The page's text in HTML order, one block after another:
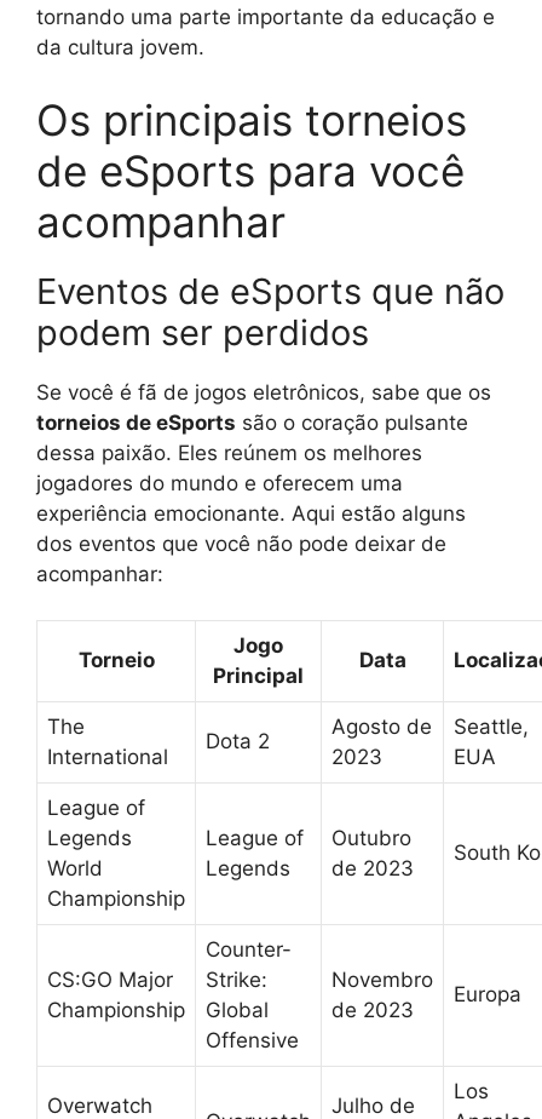
tornando uma parte importante da educação e
da cultura jovem.
Os principais torneios
de eSports para você
acompanhar
Eventos de eSports que não
podem ser perdidos
Se você é fã de jogos eletrônicos, sabe que os
torneios de eSports são o coração pulsante
dessa paixão. Eles reúnem os melhores
jogadores do mundo e oferecem uma
experiência emocionante. Aqui estão alguns
dos eventos que você não pode deixar de
acompanhar:
Torneio
Jogo
Principal
Data
The
International
Dota 2
Agosto de
2023
Seattle,
EUA
League of
Legends
World
Championship
League of
Legends
Outubro
de 2023
South
CS:GO Major
Championship
Counter-
Strike:
Global
Offensive
Novembro
de 2023
Europa
Overwatch
Julho de
Los